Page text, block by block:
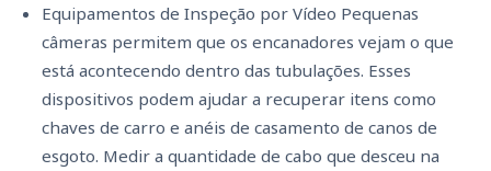
Equipamentos de Inspeção por Vídeo Pequenas
câmeras permitem que os encanadores vejam o que
está acontecendo dentro das tubulações. Esses
dispositivos podem ajudar a recuperar itens como
chaves de carro e anéis de casamento de canos de
esgoto. Medir a quantidade de cabo que desceu na